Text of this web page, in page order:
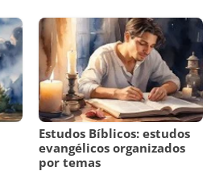
Estudos Bíblicos: estudos
evangélicos organizados
por temas